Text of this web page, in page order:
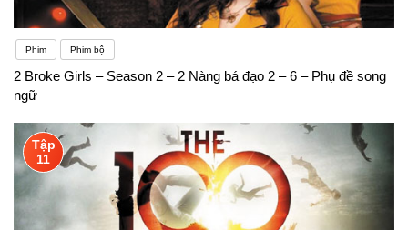
Phim Phim bộ
2 Broke Girls – Season 2 – 2 Nàng bá đạo 2 – 6 – Phụ đề song
ngữ
Tập
11